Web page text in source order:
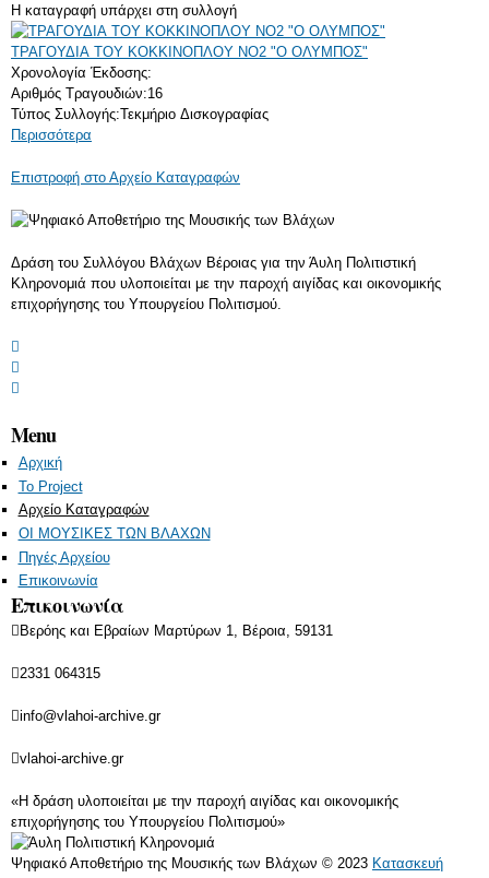
Η καταγραφή υπάρχει στη συλλογή
ΤΡΑΓΟΥΔΙΑ ΤΟΥ ΚΟΚΚΙΝΟΠΛΟΥ NO2 "Ο ΟΛΥΜΠΟΣ"
Χρονολογία Έκδοσης:
Αριθμός Τραγουδιών:16
Τύπος Συλλογής:Τεκμήριο Δισκογραφίας
Περισσότερα
Επιστροφή στο Αρχείο Καταγραφών
Δράση του Συλλόγου Βλάχων Βέροιας για την Άυλη Πολιτιστική
Κληρονομιά που υλοποιείται με την παροχή αιγίδας και οικονομικής
επιχορήγησης του Υπουργείου Πολιτισμού.
Menu
Αρχική
Το Project
Αρχείο Καταγραφών
ΟΙ ΜΟΥΣΙΚΕΣ ΤΩΝ ΒΛΑΧΩΝ
Πηγές Αρχείου
Επικοινωνία
Επικοινωνία
Βερόης και Εβραίων Μαρτύρων 1, Βέροια, 59131
2331 064315
info@vlahoi-archive.gr
vlahoi-archive.gr
«Η δράση υλοποιείται με την παροχή αιγίδας και οικονομικής
επιχορήγησης του Υπουργείου Πολιτισμού»
Ψηφιακό Αποθετήριο της Μουσικής των Βλάχων © 2023 Κατασκευή